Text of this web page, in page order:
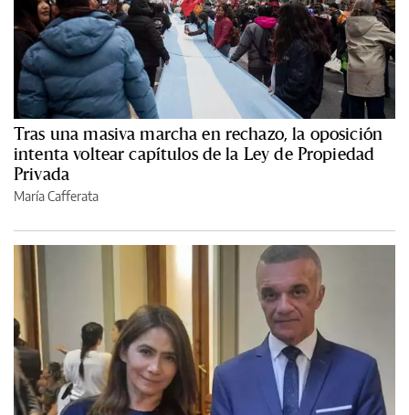
Tras una masiva marcha en rechazo, la oposición
intenta voltear capítulos de la Ley de Propiedad
Privada
María Cafferata